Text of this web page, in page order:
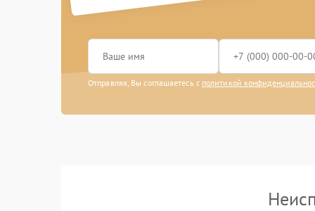
Отправляя, Вы соглашаетесь с политикой